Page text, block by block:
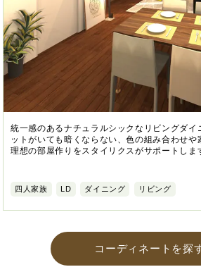
統一感のあるナチュラルシックなリビングダイ
ットがいても暗くならない、色の組み合わせや
理想の部屋作りをスタイリクスがサポートしま
四人家族 LD ダイニング リビング
コーディネートを探